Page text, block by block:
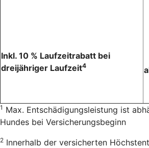
Inkl. 10 % Laufzeitrabatt bei
dreijähriger Laufzeit4
1 Max. Entschädigungsleistung ist
Hundes bei Versicherungsbeginn
2 Innerhalb der versicherten